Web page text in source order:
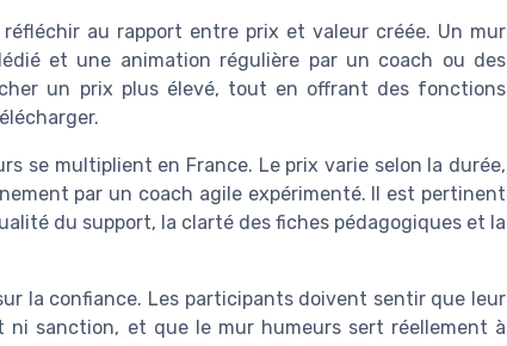
au rapport entre prix et valeur créée. Un mur
et une animation régulière par un coach ou des
un prix plus élevé, tout en offrant des fonctions
se multiplient en France. Le prix varie selon la durée,
par un coach agile expérimenté. Il est pertinent
du support, la clarté des fiches pédagogiques et la
la confiance. Les participants doivent sentir que leur
ni sanction, et que le mur humeurs sert réellement à